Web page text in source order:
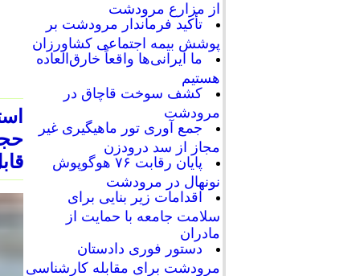
از مزارع مرودشت
تأکید فرماندار مرودشت بر
پوشش بیمه اجتماعی کشاورزان
ما ایرانی‌ها واقعاً خارق‌العاده
هستیم
کشف سوخت قاچاق در
مرودشت
جمع آوری تور ماهیگیری غیر
مجاز از سد درودزن
پایان رقابت‌ ۷۶ هوگوپوش
نونهال در مرودشت
اقدامات زیر بنایی برای
سلامت جامعه با حمایت از
مادران
دستور فوری دادستان
مرودشت برای مقابله کارشناسی